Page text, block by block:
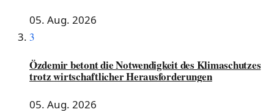
05. Aug. 2026
3
Özdemir betont die Notwendigkeit des Klimaschutzes
trotz wirtschaftlicher Herausforderungen
05. Aug. 2026